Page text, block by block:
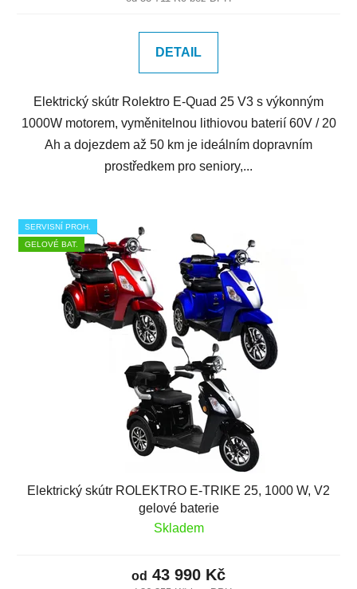
DETAIL
Elektrický skútr Rolektro E-Quad 25 V3 s výkonným
1000W motorem, vyměnitelnou lithiovou baterií 60V / 20
Ah a dojezdem až 50 km je ideálním dopravním
prostředkem pro seniory,...
SERVISNÍ PROH.
GELOVÉ BAT.
Elektrický skútr ROLEKTRO E-TRIKE 25, 1000 W, V2
gelové baterie
Skladem
od 43 990 Kč